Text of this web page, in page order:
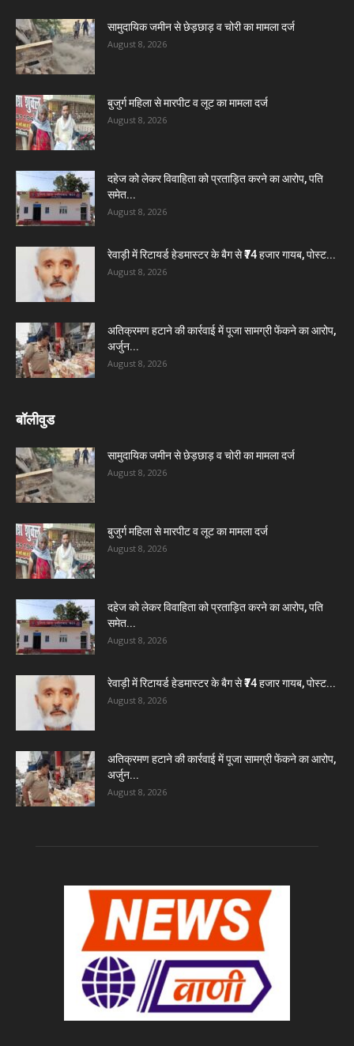
सामुदायिक जमीन से छेड़छाड़ व चोरी का मामला दर्ज
August 8, 2026
बुजुर्ग महिला से मारपीट व लूट का मामला दर्ज
August 8, 2026
दहेज को लेकर विवाहिता को प्रताड़ित करने का आरोप, पति
समेत...
August 8, 2026
रेवाड़ी में रिटायर्ड हेडमास्टर के बैग से ₹74 हजार गायब, पोस्ट...
August 8, 2026
अतिक्रमण हटाने की कार्रवाई में पूजा सामग्री फेंकने का आरोप,
अर्जुन...
August 8, 2026
बॉलीवुड
सामुदायिक जमीन से छेड़छाड़ व चोरी का मामला दर्ज
August 8, 2026
बुजुर्ग महिला से मारपीट व लूट का मामला दर्ज
August 8, 2026
दहेज को लेकर विवाहिता को प्रताड़ित करने का आरोप, पति
समेत...
August 8, 2026
रेवाड़ी में रिटायर्ड हेडमास्टर के बैग से ₹74 हजार गायब, पोस्ट...
August 8, 2026
अतिक्रमण हटाने की कार्रवाई में पूजा सामग्री फेंकने का आरोप,
अर्जुन...
August 8, 2026